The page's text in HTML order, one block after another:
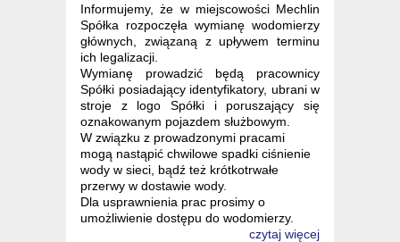
Informujemy, że w miejscowości Mechlin
Spółka rozpoczęła wymianę wodomierzy
głównych, związaną z upływem terminu
ich legalizacji.
Wymianę prowadzić będą pracownicy
Spółki posiadający identyfikatory, ubrani w
stroje z logo Spółki i poruszający się
oznakowanym pojazdem służbowym.
W związku z prowadzonymi pracami
mogą nastąpić chwilowe spadki ciśnienie
wody w sieci, bądź też krótkotrwałe
przerwy w dostawie wody.
Dla usprawnienia prac prosimy o
umożliwienie dostępu do wodomierzy.
czytaj więcej